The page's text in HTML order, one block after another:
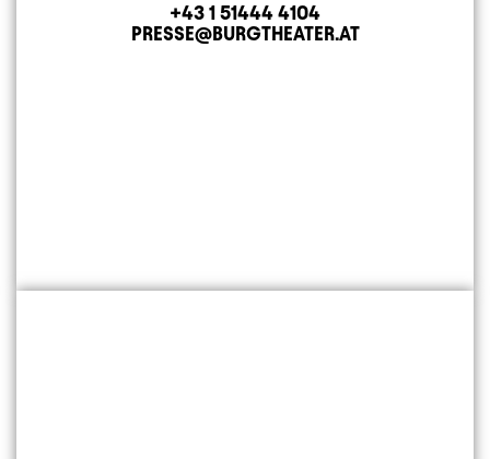
Telefon
+43 1 51444 4104
E-MAIL ADRESSE
PRESSE@BURGTHEATER.AT